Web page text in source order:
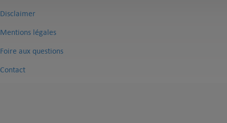
Disclaimer
Mentions légales
Foire aux questions
Contact